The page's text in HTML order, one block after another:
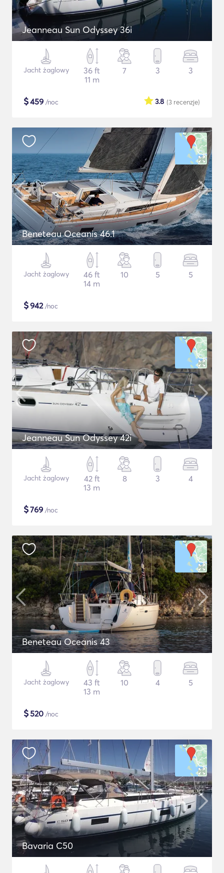
Jeanneau Sun Odyssey 36i
Jacht żaglowy
36 ft
11 m
7 3 3
$459 /noc (3 recenzje)
3.8
Beneteau Oceanis 46.1
Jacht żaglowy
46 ft
14 m
10 5 5
$942/noc
Jeanneau Sun Odyssey 42i
Jacht żaglowy
42 ft
13 m
8 3 4
$769 /noc
Beneteau Oceanis 43
Jacht żaglowy
43 ft
13 m
10 4 5
$520 /noc
Bavaria C50